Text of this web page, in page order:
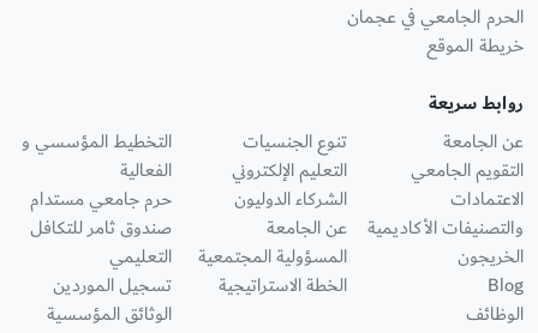
الحرم الجامعي في عجمان
خريطة الموقع
روابط سريعة
عن الجامعة
التقويم الجامعي
الاعتمادات
والتصنيفات الأكاديمية
الخريجون
Blog
الوظائف
تنوع الجنسيات
التعليم الإلكتروني
الشركاء الدوليون
عن الجامعة
المسؤولية المجتمعية
الخطة الاستراتيجية
التخطيط المؤسسي و
الفعالية
حرم جامعي مستدام
صندوق ثامر للتكافل
التعليمي
تسجيل الموردين
الوثائق المؤسسية